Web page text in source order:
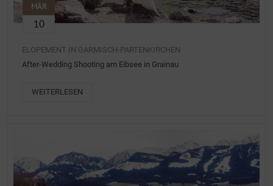
MÄR
10
ELOPEMENT IN GARMISCH-PARTENKIRCHEN
After-Wedding Shooting am Eibsee in Grainau
WEITERLESEN